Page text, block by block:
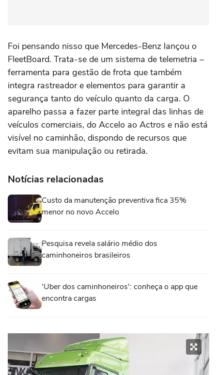
Foi pensando nisso que Mercedes-Benz lançou o
FleetBoard. Trata-se de um sistema de telemetria –
ferramenta para gestão de frota que também
integra rastreador e elementos para garantir a
segurança tanto do veículo quanto da carga. O
aparelho passa a fazer parte integral das linhas de
veículos comerciais, do Accelo ao Actros e não está
visível no caminhão, dispondo de recursos que
evitam sua manipulação ou retirada.
Notícias relacionadas
Custo da manutenção preventiva fica 35%
menor no novo Accelo
Pesquisa revela salário médio dos
caminhoneiros brasileiros
'Uber dos caminhoneiros': conheça o app que
encontra cargas